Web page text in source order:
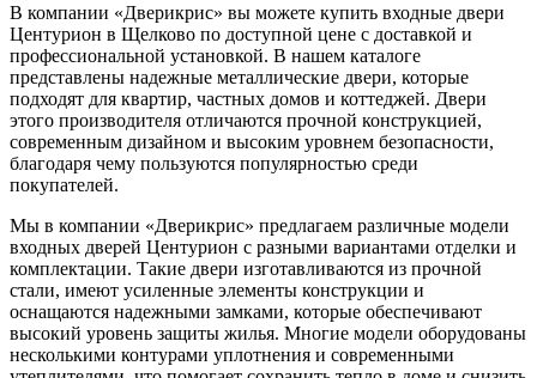
В компании «Дверикрис» вы можете купить входные двери
Центурион в Щелково по доступной цене с доставкой и
профессиональной установкой. В нашем каталоге
представлены надежные металлические двери, которые
подходят для квартир, частных домов и коттеджей. Двери
этого производителя отличаются прочной конструкцией,
современным дизайном и высоким уровнем безопасности,
благодаря чему пользуются популярностью среди
покупателей.
Мы в компании «Дверикрис» предлагаем различные модели
входных дверей Центурион с разными вариантами отделки и
комплектации. Такие двери изготавливаются из прочной
стали, имеют усиленные элементы конструкции и
оснащаются надежными замками, которые обеспечивают
высокий уровень защиты жилья. Многие модели оборудованы
несколькими контурами уплотнения и современными